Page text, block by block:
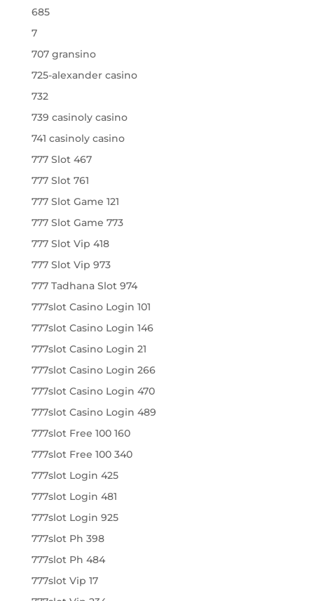
685
7
707 gransino
725-alexander casino
732
739 casinoly casino
741 casinoly casino
777 Slot 467
777 Slot 761
777 Slot Game 121
777 Slot Game 773
777 Slot Vip 418
777 Slot Vip 973
777 Tadhana Slot 974
777slot Casino Login 101
777slot Casino Login 146
777slot Casino Login 21
777slot Casino Login 266
777slot Casino Login 470
777slot Casino Login 489
777slot Free 100 160
777slot Free 100 340
777slot Login 425
777slot Login 481
777slot Login 925
777slot Ph 398
777slot Ph 484
777slot Vip 17